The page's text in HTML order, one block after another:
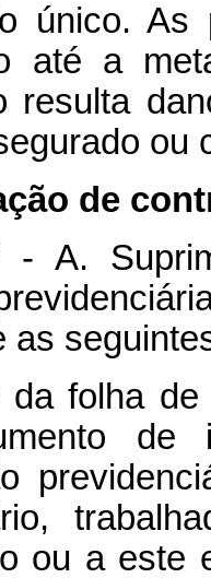
único. As
até a
resulta
ou
de
- A.
as
folha de
de
ou a este